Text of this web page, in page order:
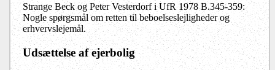
Strange Beck og Peter Vesterdorf i UfR 1978 B.345-359:
Nogle spørgsmål om retten til beboelseslejligheder og
erhvervslejemål.
Udsættelse af ejerbolig